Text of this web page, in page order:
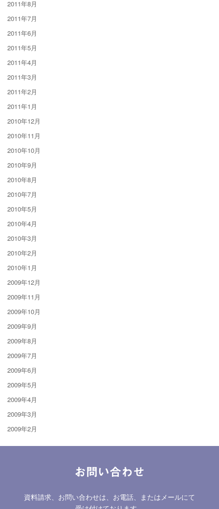
2011年8月
2011年7月
2011年6月
2011年5月
2011年4月
2011年3月
2011年2月
2011年1月
2010年12月
2010年11月
2010年10月
2010年9月
2010年8月
2010年7月
2010年5月
2010年4月
2010年3月
2010年2月
2010年1月
2009年12月
2009年11月
2009年10月
2009年9月
2009年8月
2009年7月
2009年6月
2009年5月
2009年4月
2009年3月
2009年2月
お問い合わせ
資料請求、お問い合わせは、お電話、またはメールにて